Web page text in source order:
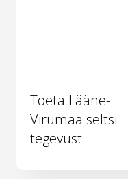
Toeta Lääne-
Virumaa seltsi
tegevust